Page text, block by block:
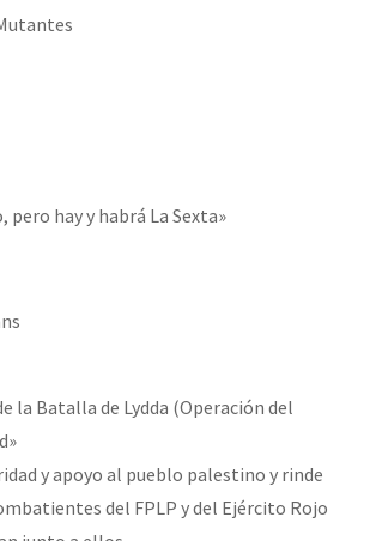
pero hay y habrá La Sexta»
la Batalla de Lydda (Operación del
y apoyo al pueblo palestino y rinde
del FPLP y del Ejército Rojo